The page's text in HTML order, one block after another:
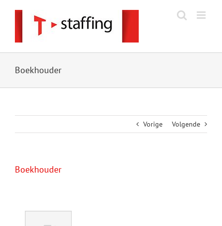
Boekhouder
Vorige Volgende
Boekhouder